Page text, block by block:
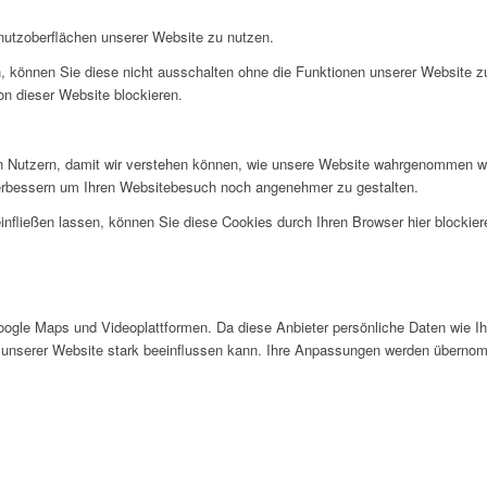
unserer Website zu nutzen.
Sie diese nicht ausschalten ohne die Funktionen unserer
dieser Website blockieren.
damit wir verstehen können, wie unsere Website
um Ihren Websitebesuch noch angenehmer zu gestalten.
lassen, können Sie diese Cookies durch Ihren Browser hier
Maps und Videoplattformen. Da diese Anbieter persönliche Daten wie
Website stark beeinflussen kann. Ihre Anpassungen werden